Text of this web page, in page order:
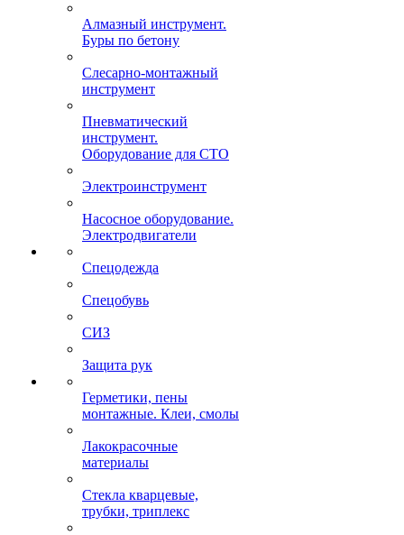
Алмазный инструмент.
Буры по бетону
Слесарно-монтажный
инструмент
Пневматический
инструмент.
Оборудование для СТО
Электроинструмент
Насосное оборудование.
Электродвигатели
Спецодежда
Спецобувь
СИЗ
Защита рук
Герметики, пены
монтажные. Клеи, смолы
Лакокрасочные
материалы
Стекла кварцевые,
трубки, триплекс